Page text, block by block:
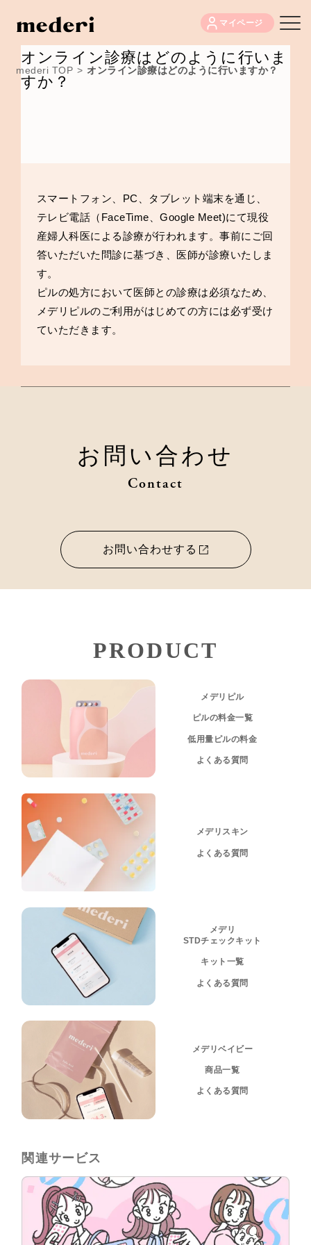
マイページ
mederi TOP > オンライン診療はどのように行いますか？
オンライン診療はどのように行いま
すか？
スマートフォン、PC、タブレット端末を通じ、
テレビ電話（FaceTime、Google Meet)にて現役
産婦人科医による診療が行われます。事前にご回
答いただいた問診に基づき、医師が診療いたしま
す。
ピルの処方において医師との診療は必須なため、
メデリピルのご利用がはじめての方には必ず受け
ていただきます。
お問い合わせ
Contact
お問い合わせする
PRODUCT
メデリピル
ピルの料金一覧
低用量ピルの料金
よくある質問
メデリスキン
よくある質問
メデリ
STDチェックキット
キット一覧
よくある質問
メデリベイビー
商品一覧
よくある質問
関連サービス